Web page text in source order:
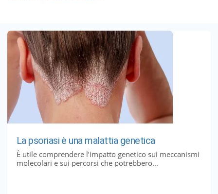
La psoriasi è una malattia genetica
È utile comprendere l’impatto genetico sui meccanismi
molecolari e sui percorsi che potrebbero...